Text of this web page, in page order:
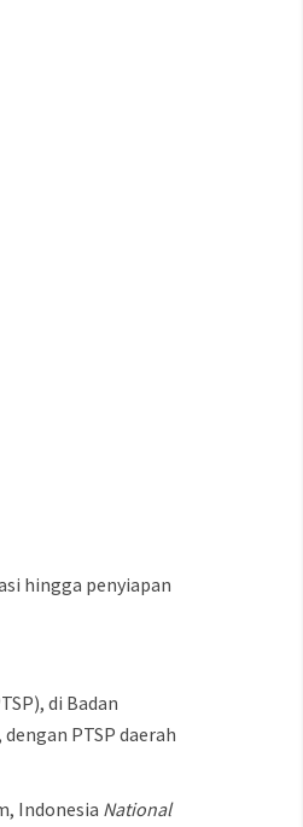
hingga penyiapan
di Badan
PTSP daerah
Indonesia National